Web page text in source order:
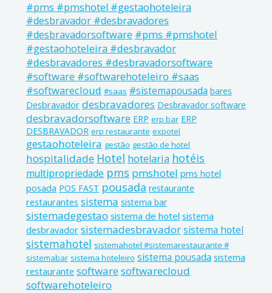
#pms #pmshotel #gestaohoteleira
#desbravador #desbravadores
#desbravadorsoftware #pms #pmshotel
#gestaohoteleira #desbravador
#desbravadores #desbravadorsoftware
#software #softwarehoteleiro #saas
#softwarecloud #saas #sistemapousada bares
Desbravador desbravadores Desbravador software
desbravadorsoftware ERP erp bar ERP
DESBRAVADOR erp restaurante expotel
gestaohoteleira gestão gestão de hotel
hospitalidade Hotel hotelaria hotéis
multipropriedade pms pmshotel pms hotel
posada POS FAST pousada restaurante
restaurantes sistema sistema bar
sistemadegestao sistema de hotel sistema
desbravador sistemadesbravadorsistema hotel
sistemahotel sistemahotel #sistemarestaurante #
sistemabar sistema hoteleiro sistema pousada sistema
restaurante softwaresoftwarecloud
softwarehoteleiro